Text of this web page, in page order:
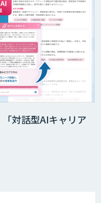
対話型AIキャリア